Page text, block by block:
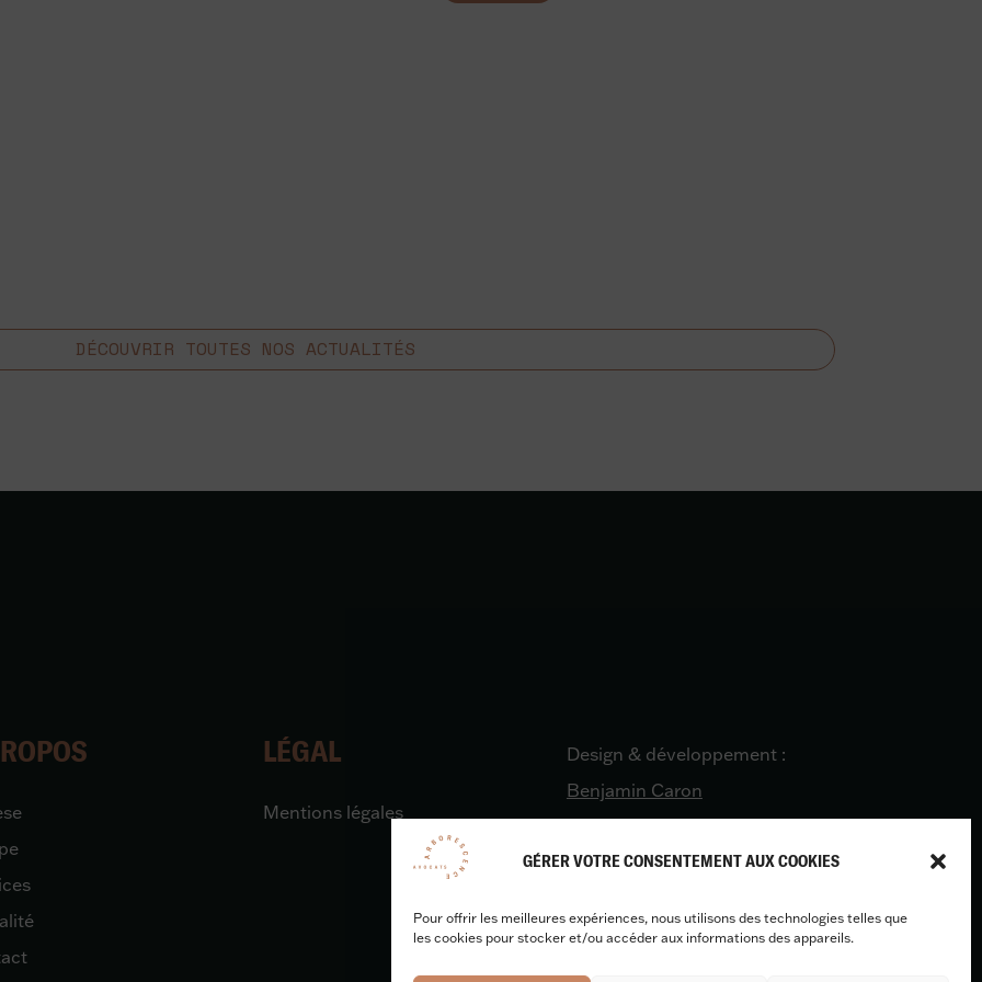
GÉRER VOTRE CONSENTEMENT AUX COOKIES
Pour offrir les meilleures expériences, nous utilisons des technologies telles que
les cookies pour stocker et/ou accéder aux informations des appareils.
DÉCOUVRIR TOUTES NOS ACTUALITÉS
LÉGAL
Mentions légales
Design & développement :
Benjamin Caron